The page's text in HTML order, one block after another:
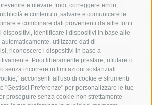
e rilevare frodi, correggere errori,
e contenuto, salvare e comunicare le
e combinare dati provenienti da altre fonti
dispositivi, identificare i dispositivi in base alle
utilizzare dati di
riconoscere i dispositivi in base a
Puoi liberamente prestare, rifiutare o
senza incorrere in limitazioni sostanziali.
acconsenti all'uso di cookie e strumenti
"Gestisci Preferenze" per personalizzare le tue
proseguire senza cookie non strettamente
gori guardia costiera
incidente
mare
massa lubrense
Meta napoli
ordinanza
piano di sorrento
polizia municipale
Campania
sant'agnello
studenti temporali
treni
villa fiorentino vincenzo de luca